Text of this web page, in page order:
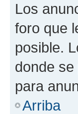
Los
foro que
posible.
donde
para
Arriba